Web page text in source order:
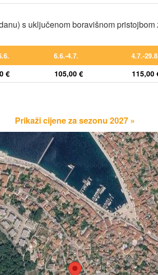
s uključenom boravišnom
6.6.-4.7. 4.7.-
€ 105,00 € 115,00
Prikaži cijene za sezonu 2027 »